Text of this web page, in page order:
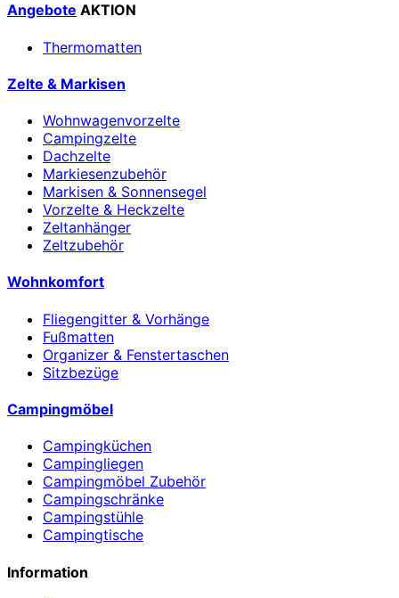
Angebote AKTION
Thermomatten
Zelte & Markisen
Wohnwagenvorzelte
Campingzelte
Dachzelte
Markiesenzubehör
Markisen & Sonnensegel
Vorzelte & Heckzelte
Zeltanhänger
Zeltzubehör
Wohnkomfort
Fliegengitter & Vorhänge
Fußmatten
Organizer & Fenstertaschen
Sitzbezüge
Campingmöbel
Campingküchen
Campingliegen
Campingmöbel Zubehör
Campingschränke
Campingstühle
Campingtische
Information